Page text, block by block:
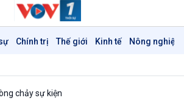
Chính trị Thế giới Kinh tế Nông nghiệp
chảy sự kiện